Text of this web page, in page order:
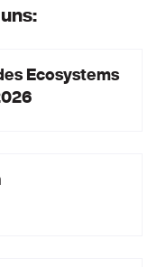
Ecosystems